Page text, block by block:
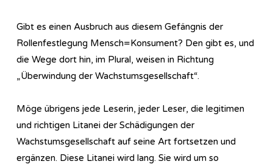
Gibt es einen Ausbruch aus diesem Gefängnis der
Rollenfestlegung Mensch=Konsument? Den gibt es, und
die Wege dort hin, im Plural, weisen in Richtung
„Überwindung der Wachstumsgesellschaft“.
Möge übrigens jede Leserin, jeder Leser, die legitimen
und richtigen Litanei der Schädigungen der
Wachstumsgesellschaft auf seine Art fortsetzen und
ergänzen. Diese Litanei wird lang. Sie wird um so